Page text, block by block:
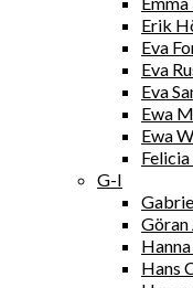
Erik
Eva
Eva
Eva
Ewa
Ewa
G-I
Göran
Hans